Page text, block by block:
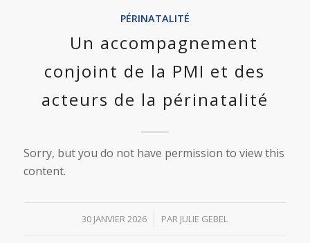
PÉRINATALITÉ
Un accompagnement
conjoint de la PMI et des
acteurs de la périnatalité
Sorry, but you do not have permission to view this
content.
30 JANVIER 2026
/ PAR JULIE GEBEL